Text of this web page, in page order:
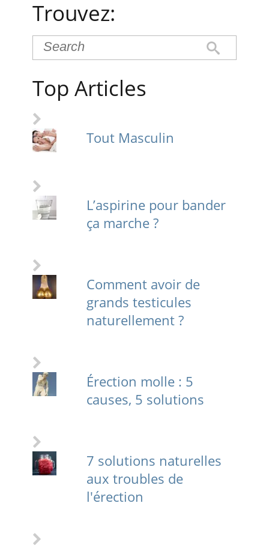
Trouvez:
Top Articles
Tout Masculin
L’aspirine pour bander
ça marche ?
Comment avoir de
grands testicules
naturellement ?
Érection molle : 5
causes, 5 solutions
7 solutions naturelles
aux troubles de
l'érection